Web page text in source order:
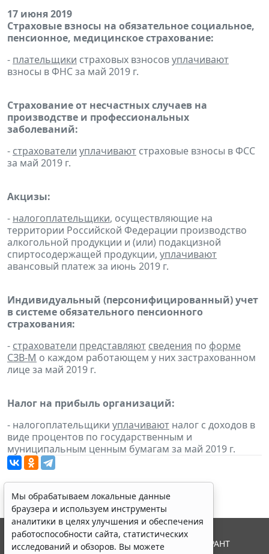
17 июня 2019
Страховые взносы на обязательное социальное,
пенсионное, медицинское страхование:
- плательщики страховых взносовуплачивают
взносы в ФНС за май 2019 г.
Страхование от несчастных случаев на
производстве и профессиональных
заболеваний:
- страхователи уплачивают страховые взносы в ФСС
за май 2019 г.
Акцизы:
- налогоплательщики, осуществляющие на
территории Российской Федерации производство
алкогольной продукции и (или) подакцизной
спиртосодержащей продукции, уплачивают
авансовый платеж за июнь 2019 г.
Индивидуальный (персонифицированный) учет
в системе обязательного пенсионного
страхования:
- страхователи представляют сведения по форме
СЗВ-М о каждом работающем у них застрахованном
лице за май 2019 г.
Налог на прибыль организаций:
- налогоплательщики уплачивают налог с доходов в
виде процентов по государственным и
муниципальным ценным бумагам за май 2019 г.
Мы обрабатываем локальные данные
браузера и используем инструменты
аналитики в целях улучшения и обеспечения
работоспособности сайта, статистических
исследований и обзоров. Вы можете
© ООО "НПП "ГАРАНТ-СЕРВИС", 2026. Система ГАРАНТ